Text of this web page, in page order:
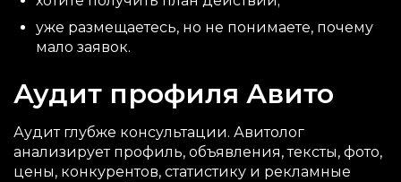
уже размещаетесь, но не понимаете, почему
мало заявок.
Аудит профиля Авито
Аудит глубже консультации. Авитолог
анализирует профиль, объявления, тексты, фото,
цены, конкурентов, статистику и рекламные